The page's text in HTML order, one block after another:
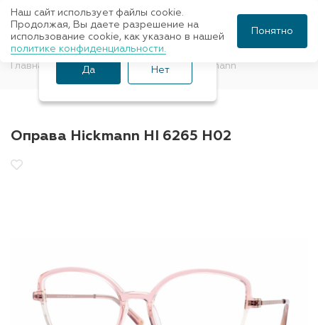
Главная Оправы для очков Ana Hickmann
Оправа Hickmann HI 6265 H02
Ваш город Санкт-
Петербург?
Да Нет
Наш сайт использует файлы cookie.
Продолжая, Вы даете разрешение на
использование cookie, как указано в нашей
политике конфиденциальности.
Понятно